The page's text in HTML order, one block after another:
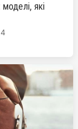
які